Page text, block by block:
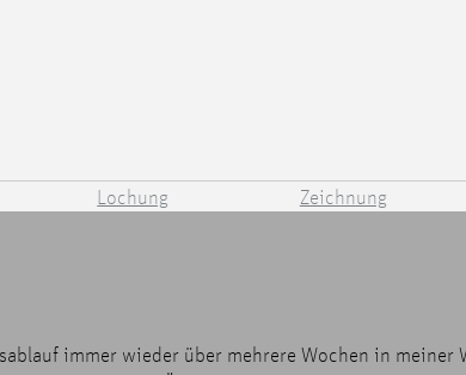
Lochung Zeichnung
immer wieder über mehrere Wochen in meiner